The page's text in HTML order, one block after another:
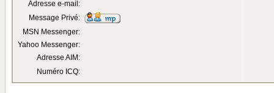
Adresse e-mail:
Message Privé:
MSN Messenger:
Yahoo Messenger:
Adresse AIM:
Numéro ICQ: